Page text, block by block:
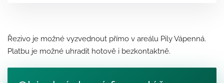
Řezivo je možné vyzvednout přímo v areálu Pily Vápenná.
Platbu je možné uhradit hotově i bezkontaktně.